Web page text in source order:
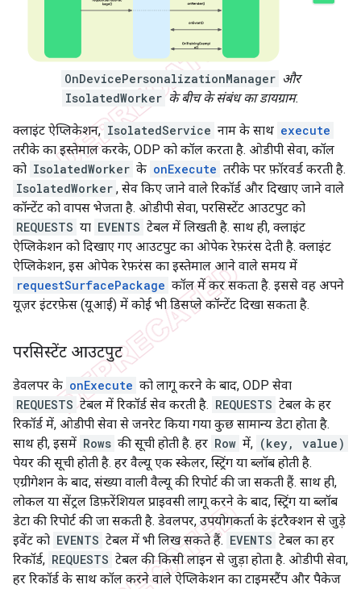
OnDevicePersonalizationManager और
IsolatedWorker के बीच के संबंध का डायग्राम.
क्लाइंट ऐप्लिकेशन, IsolatedService नाम के साथ execute
तरीके का इस्तेमाल करके, ODP को कॉल करता है. ओडीपी सेवा, कॉल
को IsolatedWorker के onExecute तरीके पर फ़ॉरवर्ड करती है.
IsolatedWorker , सेव किए जाने वाले रिकॉर्ड और दिखाए जाने वाले
कॉन्टेंट को वापस भेजता है. ओडीपी सेवा, परसिस्टेंट आउटपुट को
REQUESTS या EVENTS टेबल में लिखती है. साथ ही, क्लाइंट
ऐप्लिकेशन को दिखाए गए आउटपुट का ओपेक रेफ़रंस देती है. क्लाइंट
ऐप्लिकेशन, इस ओपेक रेफ़रंस का इस्तेमाल आने वाले समय में
requestSurfacePackage कॉल में कर सकता है. इससे वह अपने
यूज़र इंटरफ़ेस (यूआई) में कोई भी डिसप्ले कॉन्टेंट दिखा सकता है.
परसिस्टेंट आउटपुट
डेवलपर के onExecute को लागू करने के बाद, ODP सेवा
REQUESTS टेबल में रिकॉर्ड सेव करती है. REQUESTS टेबल के हर
रिकॉर्ड में, ओडीपी सेवा से जनरेट किया गया कुछ सामान्य डेटा होता है.
साथ ही, इसमें Rows की सूची होती है. हर Row में, (key, value)
पेयर की सूची होती है. हर वैल्यू एक स्केलर, स्ट्रिंग या ब्लॉब होती है.
एग्रीगेशन के बाद, संख्या वाली वैल्यू की रिपोर्ट की जा सकती हैं. साथ ही,
लोकल या सेंट्रल डिफ़रेंशियल प्राइवसी लागू करने के बाद, स्ट्रिंग या ब्लॉब
डेटा की रिपोर्ट की जा सकती है. डेवलपर, उपयोगकर्ता के इंटरैक्शन से जुड़े
इवेंट को EVENTS टेबल में भी लिख सकते हैं. EVENTS टेबल का हर
रिकॉर्ड, REQUESTS टेबल की किसी लाइन से जुड़ा होता है. ओडीपी सेवा,
हर रिकॉर्ड के साथ कॉल करने वाले ऐप्लिकेशन का टाइमस्टैंप और पैकेज